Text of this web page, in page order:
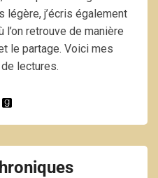
légère, j’écris également
retrouve de manière
le partage. Voici mes
lectures.